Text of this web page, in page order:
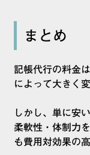
まとめ
記帳代行の料金
によって大きく
しかし、単に安
柔軟性・体制力
も費用対効果の